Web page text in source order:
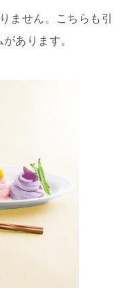
ません。こちらも引
あります。